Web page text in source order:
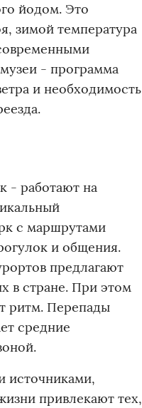
йодом. Это
зимой температура
- программа
и необходимость
- работают на
с маршрутами
и общения.
предлагают
в стране. При этом
ритм. Перепады
средние
источниками,
привлекают тех,